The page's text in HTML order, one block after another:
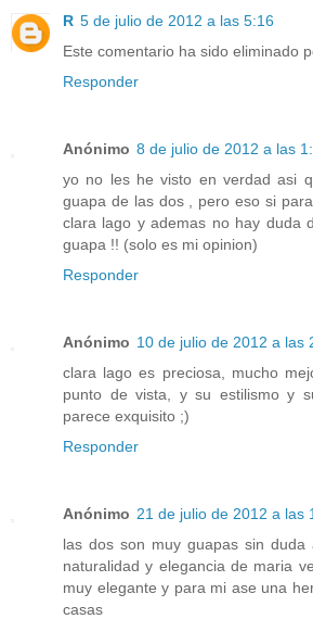
R 5 de julio de 2012 a las 5:16
Este comentario ha sido eliminado
Responder
Anónimo 8 de julio de 2012 a las
yo no les he visto en verdad asi
guapa de las dos , pero eso si
clara lago y ademas no hay duda
guapa !! (solo es mi opinion)
Responder
Anónimo 10 de julio de 2012 a las
clara lago es preciosa, mucho
punto de vista, y su estilismo y
parece exquisito ;)
Responder
Anónimo 21 de julio de 2012 a las
las dos son muy guapas sin duda
naturalidad y elegancia de maria
muy elegante y para mi ase una
casas